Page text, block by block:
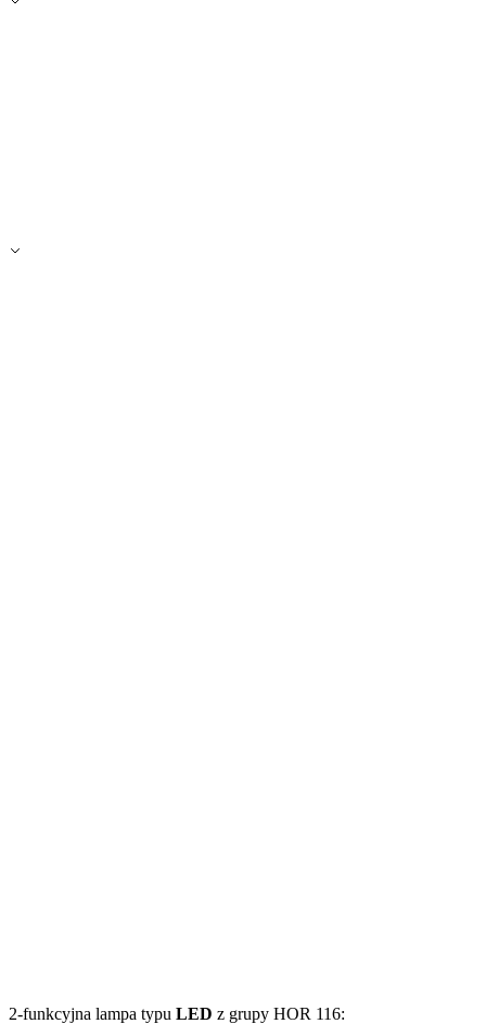
2-funkcyjna lampa typu LED z grupy HOR 116: